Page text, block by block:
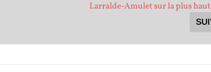
Larralde-Amulet sur la plus